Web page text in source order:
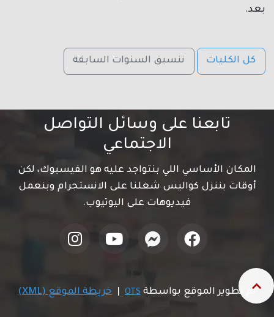
بعد.
كل الكليات تنسيق السنوات السابقة
تابعنا على وسائل التواصل
الاجتماعي
المكان الأساسي اللي بنتواجد عليه هو الفيسبوك، لكن
أوقات بننزل كواليس شغلنا على الانستجرام وبنعمل
فيديوهات على اليوتيوب.
تم تطوير الموقع بواسطة OTS خريطة الموقع (XML)